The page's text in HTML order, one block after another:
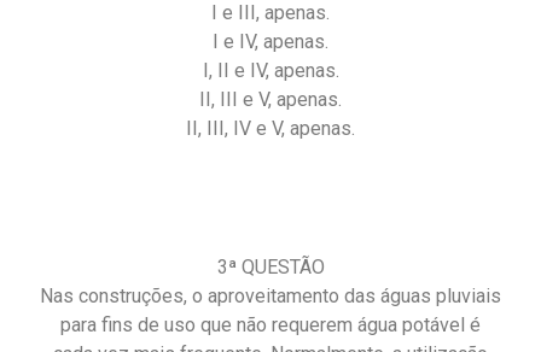
I e III, apenas.
I e IV, apenas.
I, II e IV, apenas.
II, III e V, apenas.
II, III, IV e V, apenas.
3ª QUESTÃO
Nas construções, o aproveitamento das águas pluviais
para fins de uso que não requerem água potável é